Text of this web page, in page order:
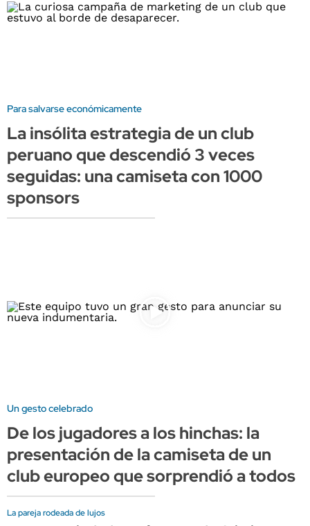
Para salvarse económicamente
La insólita estrategia de un club
peruano que descendió 3 veces
seguidas: una camiseta con 1000
sponsors
Un gesto celebrado
De los jugadores a los hinchas: la
presentación de la camiseta de un
club europeo que sorprendió a todos
La pareja rodeada de lujos